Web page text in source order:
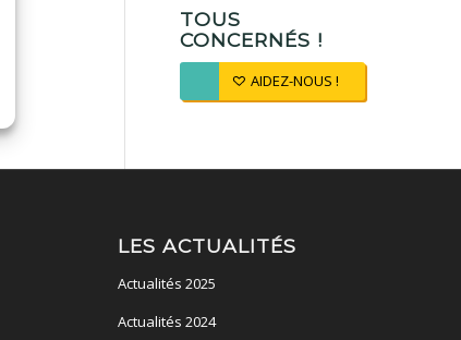
TOUS
CONCERNÉS !
AIDEZ-NOUS !
LES ACTUALITÉS
Actualités 2025
Actualités 2024